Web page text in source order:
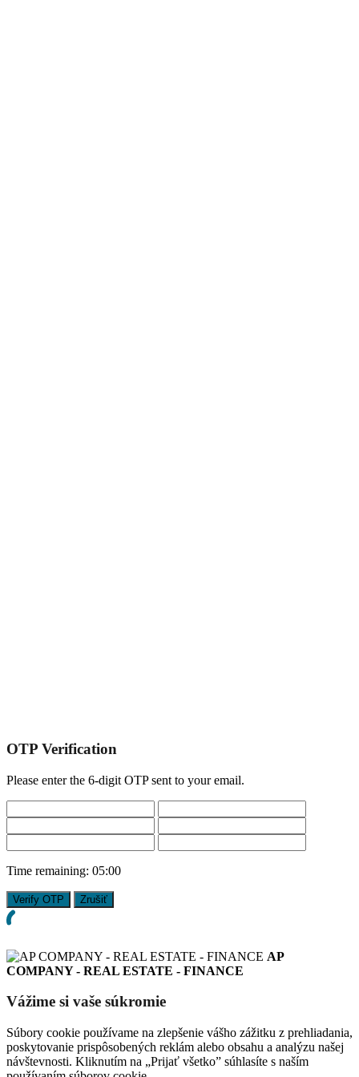
OTP Verification
Please enter the 6-digit OTP sent to your email.
Time remaining: 05:00
Verify OTP Zrušiť
AP
COMPANY - REAL ESTATE - FINANCE
Vážime si vaše súkromie
Súbory cookie používame na zlepšenie vášho zážitku z prehliadania,
poskytovanie prispôsobených reklám alebo obsahu a analýzu našej
návštevnosti. Kliknutím na „Prijať všetko” súhlasíte s naším